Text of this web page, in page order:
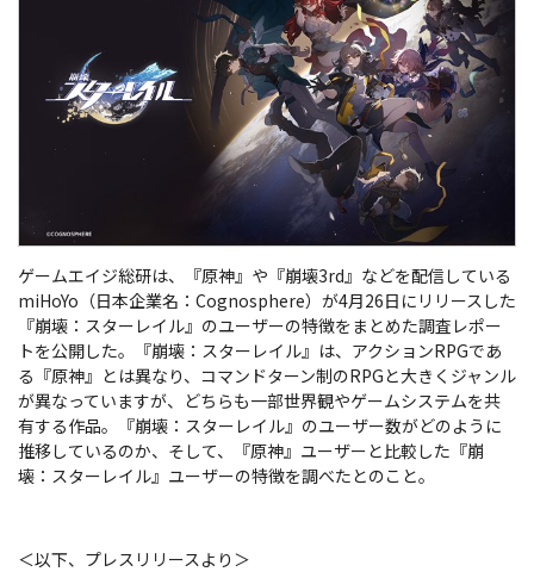
ゲームエイジ総研は、『原神』や『崩壊3rd』などを配信している
miHoYo（日本企業名：Cognosphere）が4月26日にリリースした
『崩壊：スターレイル』のユーザーの特徴をまとめた調査レポー
トを公開した。『崩壊：スターレイル』は、アクションRPGであ
る『原神』とは異なり、コマンドターン制のRPGと大きくジャンル
が異なっていますが、どちらも一部世界観やゲームシステムを共
有する作品。『崩壊：スターレイル』のユーザー数がどのように
推移しているのか、そして、『原神』ユーザーと比較した『崩
壊：スターレイル』ユーザーの特徴を調べたとのこと。
＜以下、プレスリリースより＞